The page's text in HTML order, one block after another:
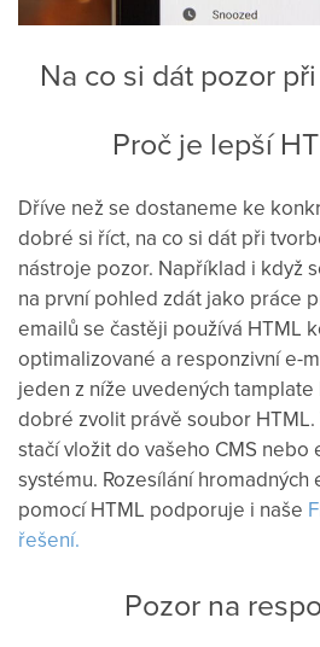
Na co si dát pozor
Proč je lepší
Dříve než se dostaneme ke
dobré si říct, na co si dát při
nástroje pozor. Například i když
na první pohled zdát jako práce
emailů se častěji používá HTML
optimalizované a responzivní e-
jeden z níže uvedených
dobré zvolit právě soubor
stačí vložit do vašeho CMS nebo
systému. Rozesílání hromadných
pomocí HTML podporuje i naše
řešení.
Pozor na